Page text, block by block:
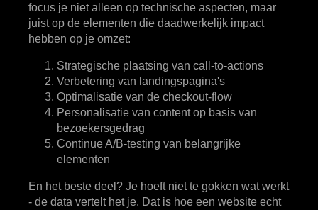
focus je niet alleen op technische aspecten, maar
juist op de elementen die daadwerkelijk impact
hebben op je omzet:
Strategische plaatsing van call-to-actions
Verbetering van landingspagina's
Optimalisatie van de checkout-flow
Personalisatie van content op basis van
bezoekersgedrag
Continue A/B-testing van belangrijke
elementen
En het beste deel? Je hoeft niet te gokken wat werkt
- de data vertelt het je. Dat is hoe een website echt